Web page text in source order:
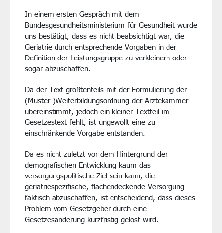
In einem ersten Gespräch mit dem
Bundesgesundheitsministerium für Gesundheit wurde
uns bestätigt, dass es nicht beabsichtigt war, die
Geriatrie durch entsprechende Vorgaben in der
Definition der Leistungsgruppe zu verkleinern oder
sogar abzuschaffen.
Da der Text größtenteils mit der Formulierung der
(Muster-)Weiterbildungsordnung der Ärztekammer
übereinstimmt, jedoch ein kleiner Textteil im
Gesetzestext fehlt, ist ungewollt eine zu
einschränkende Vorgabe entstanden.
Da es nicht zuletzt vor dem Hintergrund der
demografischen Entwicklung kaum das
versorgungspolitische Ziel sein kann, die
geriatriespezifische, flächendeckende Versorgung
faktisch abzuschaffen, ist entscheidend, dass dieses
Problem vom Gesetzgeber durch eine
Gesetzesänderung kurzfristig gelöst wird.